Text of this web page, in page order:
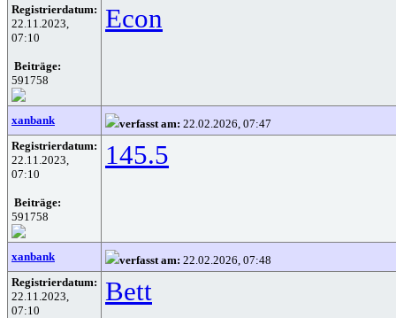
Registrierdatum:
22.11.2023,
07:10
Beiträge:
591758
Econ
xanbank verfasst am: 22.02.2026, 07:47
Registrierdatum:
22.11.2023,
07:10
Beiträge:
591758
145.5
xanbank verfasst am: 22.02.2026, 07:48
Registrierdatum:
22.11.2023,
07:10
Bett